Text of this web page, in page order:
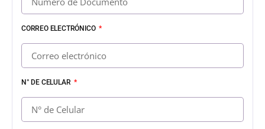
CORREO ELECTRÓNICO
N° DE CELULAR